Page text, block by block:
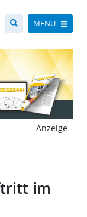
MENÜ
- Anzeige -
im